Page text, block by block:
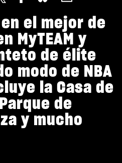
el mejor de
MyTEAM y
de élite
modo de NBA
la Casa de
de
y mucho